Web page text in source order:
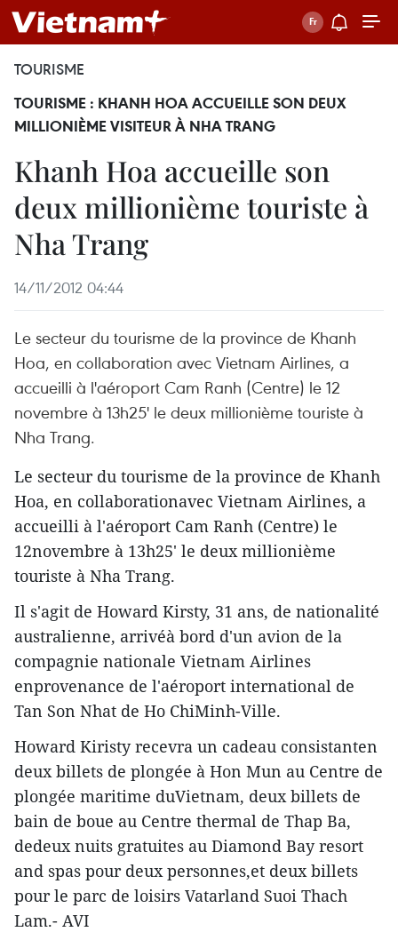
TOURISME
TOURISME : KHANH HOA ACCUEILLE SON DEUX
MILLIONIÈME VISITEUR À NHA TRANG
Khanh Hoa accueille son
deux millionième touriste à
Nha Trang
14/11/2012 04:44
Le secteur du tourisme de la province de Khanh
Hoa, en collaboration avec Vietnam Airlines, a
accueilli à l'aéroport Cam Ranh (Centre) le 12
novembre à 13h25' le deux millionième touriste à
Nha Trang.
Le secteur du tourisme de la province de Khanh
Hoa, en collaborationavec Vietnam Airlines, a
accueilli à l'aéroport Cam Ranh (Centre) le
12novembre à 13h25' le deux millionième
touriste à Nha Trang.
Il s'agit de Howard Kirsty, 31 ans, de nationalité
australienne, arrivéà bord d'un avion de la
compagnie nationale Vietnam Airlines
enprovenance de l'aéroport international de
Tan Son Nhat de Ho ChiMinh-Ville.
Howard Kiristy recevra un cadeau consistanten
deux billets de plongée à Hon Mun au Centre de
plongée maritime duVietnam, deux billets de
bain de boue au Centre thermal de Thap Ba,
dedeux nuits gratuites au Diamond Bay resort
and spas pour deux personnes,et deux billets
pour le parc de loisirs Vatarland Suoi Thach
Lam.- AVI